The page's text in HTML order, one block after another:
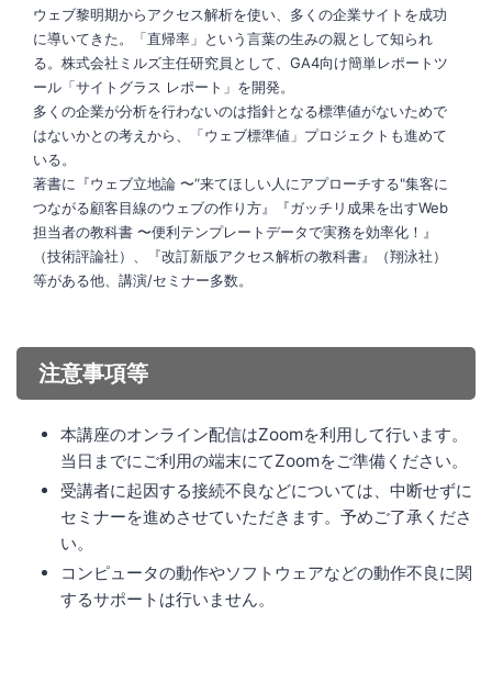
ウェブ黎明期からアクセス解析を使い、多くの企業サイトを成功
に導いてきた。「直帰率」という言葉の生みの親として知られ
る。株式会社ミルズ主任研究員として、GA4向け簡単レポートツ
ール「サイトグラス レポート」を開発。
多くの企業が分析を行わないのは指針となる標準値がないためで
はないかとの考えから、「ウェブ標準値」プロジェクトも進めて
いる。
著書に『ウェブ立地論 〜“来てほしい人にアプローチする"集客に
つながる顧客目線のウェブの作り方』『ガッチリ成果を出すWeb
担当者の教科書 〜便利テンプレートデータで実務を効率化！』
（技術評論社）、『改訂新版アクセス解析の教科書』（翔泳社）
等がある他、講演/セミナー多数。
注意事項等
本講座のオンライン配信はZoomを利用して行います。
当日までにご利用の端末にてZoomをご準備ください。
受講者に起因する接続不良などについては、中断せずに
セミナーを進めさせていただきます。予めご了承くださ
い。
コンピュータの動作やソフトウェアなどの動作不良に関
するサポートは行いません。